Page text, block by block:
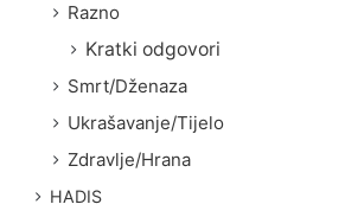
Razno
Kratki odgovori
Smrt/Dženaza
Ukrašavanje/Tijelo
Zdravlje/Hrana
HADIS